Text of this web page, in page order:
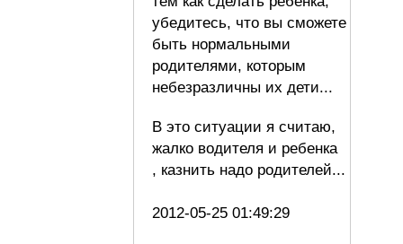
убедитесь, что вы сможете
быть нормальными
родителями, которым
небезразличны их дети...
В это ситуации я считаю,
жалко водителя и ребенка
, казнить надо родителей...
2012-05-25 01:49:29